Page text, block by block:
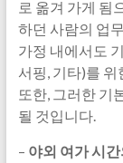
로 옮겨 가게 됨
하던 사람의 업
가정 내에서도
서핑, 기타)를
또한, 그러한 기
될 것입니다.
– 야외 여가 시